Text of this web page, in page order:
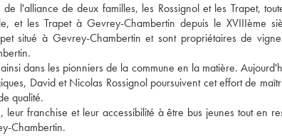
l'alliance de deux familles, les Rossignol et les Trapet,
et les Trapet à Gevrey-Chambertin depuis le XVIIIème
situé à Gevrey-Chambertin et sont propriétaires de
dans les pionniers de la commune en la matière.
David et Nicolas Rossignol poursuivent cet effort de
qualité.
franchise et leur accessibilité à être bus jeunes tout en
Chambertin.